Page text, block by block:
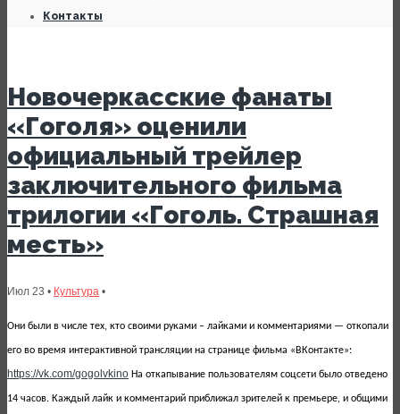
Контакты
Новочеркасские фанаты
«Гоголя» оценили
официальный трейлер
заключительного фильма
трилогии «Гоголь. Страшная
месть»
Июл 23 • Культура •
Они были в числе тех, кто своими руками – лайками и комментариями — откопали
его во время интерактивной трансляции на странице фильма «ВКонтакте»:
https://vk.com/gogolvkino На откапывание пользователям соцсети было отведено
14 часов. Каждый лайк и комментарий приближал зрителей к премьере, и общими